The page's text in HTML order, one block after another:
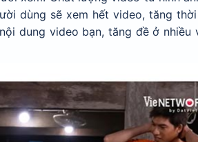
dùng sẽ xem hết video, tăng
dung video bạn, tăng đề ở nhiều